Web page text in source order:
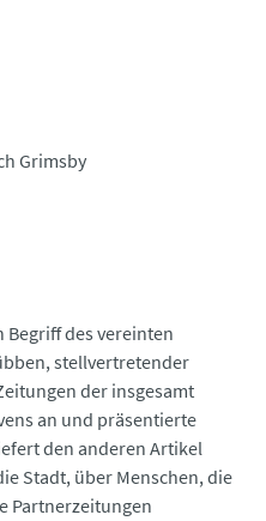
Grimsby
stellvertretender
der insgesamt
an und präsentierte
den anderen Artikel
Stadt, über Menschen, die
Partnerzeitungen